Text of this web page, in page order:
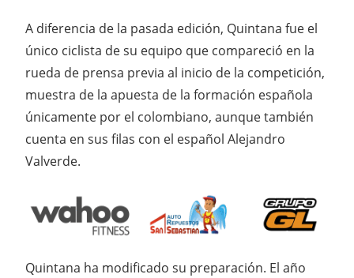
A diferencia de la pasada edición, Quintana fue el
único ciclista de su equipo que compareció en la
rueda de prensa previa al inicio de la competición,
muestra de la apuesta de la formación española
únicamente por el colombiano, aunque también
cuenta en sus filas con el español Alejandro
Valverde.
Quintana ha modificado su preparación. El año